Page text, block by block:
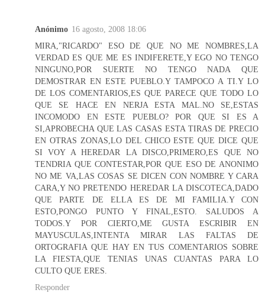
Anónimo 16 agosto, 2008 18:06
MIRA,"RICARDO" ESO DE QUE NO ME NOMBRES,LA
VERDAD ES QUE ME ES INDIFERETE,Y EGO NO TENGO
NINGUNO,POR SUERTE NO TENGO NADA QUE
DEMOSTRAR EN ESTE PUEBLO.Y TAMPOCO A TI.Y LO
DE LOS COMENTARIOS,ES QUE PARECE QUE TODO LO
QUE SE HACE EN NERJA ESTA MAL.NO SE,ESTAS
INCOMODO EN ESTE PUEBLO? POR QUE SI ES A
SI,APROBECHA QUE LAS CASAS ESTA TIRAS DE PRECIO
EN OTRAS ZONAS,LO DEL CHICO ESTE QUE DICE QUE
SI VOY A HEREDAR LA DISCO,PRIMERO,ES QUE NO
TENDRIA QUE CONTESTAR,POR QUE ESO DE ANONIMO
NO ME VA,LAS COSAS SE DICEN CON NOMBRE Y CARA
CARA,Y NO PRETENDO HEREDAR LA DISCOTECA,DADO
QUE PARTE DE ELLA ES DE MI FAMILIA.Y CON
ESTO,PONGO PUNTO Y FINAL,ESTO. SALUDOS A
TODOS.Y POR CIERTO,ME GUSTA ESCRIBIR EN
MAYUSCULAS,INTENTA MIRAR LAS FALTAS DE
ORTOGRAFIA QUE HAY EN TUS COMENTARIOS SOBRE
LA FIESTA,QUE TENIAS UNAS CUANTAS PARA LO
CULTO QUE ERES.
Responder